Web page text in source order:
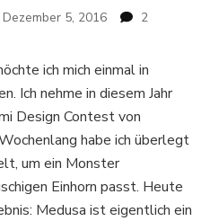
Dezember 5, 2016
2
ich mich einmal in
Ich nehme in diesem Jahr
Design Contest von
habe ich überlegt
um ein Monster
Einhorn passt. Heute
Medusa ist eigentlich ein